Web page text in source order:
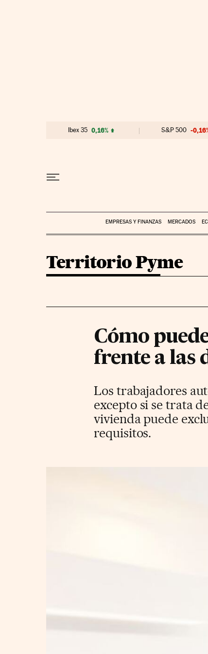
Ibex 35 0,16% S&P 500 -
EMPRESAS Y FINANZAS MERCADOS
Territorio Pyme
Cómo
frente a las
Los trabajadores
excepto si se trata
vivienda puede
requisitos.